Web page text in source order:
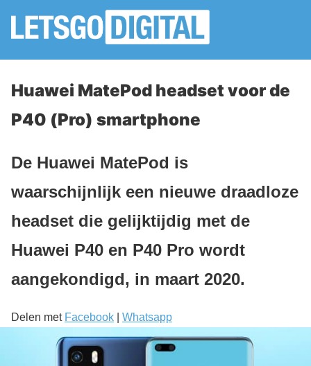
Huawei MatePod headset voor de
P40 (Pro) smartphone
De Huawei MatePod is
waarschijnlijk een nieuwe draadloze
headset die gelijktijdig met de
Huawei P40 en P40 Pro wordt
aangekondigd, in maart 2020.
Delen met Facebook Whatsapp